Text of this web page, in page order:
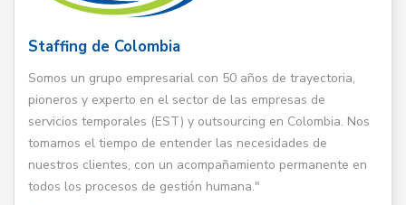
Staffing de Colombia
Somos un grupo empresarial con 50 años de trayectoria,
pioneros y experto en el sector de las empresas de
servicios temporales (EST) y outsourcing en Colombia. Nos
tomamos el tiempo de entender las necesidades de
nuestros clientes, con un acompañamiento permanente en
todos los procesos de gestión humana."